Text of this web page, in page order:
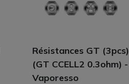
Résistances GT (3pcs)
(GT CCELL2 0.3ohm) -
Vaporesso